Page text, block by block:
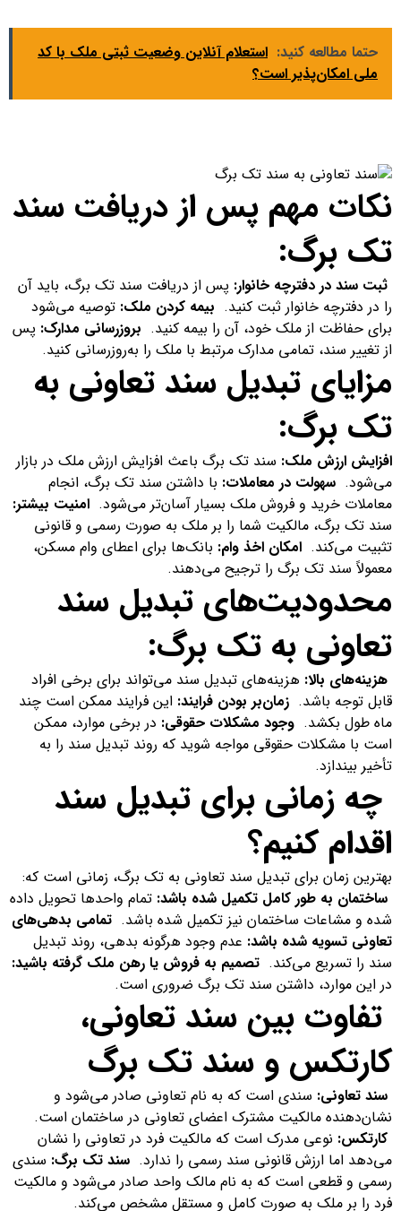
حتما مطالعه کنید: استعلام آنلاین وضعیت ثبتی ملک با کد
ملی امکان‌پذیر است؟
نکات مهم پس از دریافت سند
تک برگ:
ثبت سند در دفترچه خانوار: پس از دریافت سند تک برگ، باید آن
را در دفترچه خانوار ثبت کنید. بیمه کردن ملک: توصیه می‌شود
برای حفاظت از ملک خود، آن را بیمه کنید. بروزرسانی مدارک: پس
از تغییر سند، تمامی مدارک مرتبط با ملک را به‌روزرسانی کنید.
مزایای تبدیل سند تعاونی به
تک برگ:
افزایش ارزش ملک: سند تک برگ باعث افزایش ارزش ملک در بازار
می‌شود. سهولت در معاملات: با داشتن سند تک برگ، انجام
معاملات خرید و فروش ملک بسیار آسان‌تر می‌شود. امنیت بیشتر:
سند تک برگ، مالکیت شما را بر ملک به صورت رسمی و قانونی
تثبیت می‌کند. امکان اخذ وام: بانک‌ها برای اعطای وام مسکن،
معمولاً سند تک برگ را ترجیح می‌دهند.
محدودیت‌های تبدیل سند
تعاونی به تک برگ:
هزینه‌های بالا: هزینه‌های تبدیل سند می‌تواند برای برخی افراد
قابل توجه باشد. زمان‌بر بودن فرایند: این فرایند ممکن است چند
ماه طول بکشد. وجود مشکلات حقوقی: در برخی موارد، ممکن
است با مشکلات حقوقی مواجه شوید که روند تبدیل سند را به
تأخیر بیندازد.
چه زمانی برای تبدیل سند
اقدام کنیم؟
بهترین زمان برای تبدیل سند تعاونی به تک برگ، زمانی است که:
ساختمان به طور کامل تکمیل شده باشد: تمام واحدها تحویل داده
شده و مشاعات ساختمان نیز تکمیل شده باشد. تمامی بدهی‌های
تعاونی تسویه شده باشد: عدم وجود هرگونه بدهی، روند تبدیل
سند را تسریع می‌کند. تصمیم به فروش یا رهن ملک گرفته باشید:
در این موارد، داشتن سند تک برگ ضروری است.
تفاوت بین سند تعاونی،
کارتکس و سند تک برگ
سند تعاونی: سندی است که به نام تعاونی صادر می‌شود و
نشان‌دهنده مالکیت مشترک اعضای تعاونی در ساختمان است.
کارتکس: نوعی مدرک است که مالکیت فرد در تعاونی را نشان
می‌دهد اما ارزش قانونی سند رسمی را ندارد. سند تک برگ: سندی
رسمی و قطعی است که به نام مالک واحد صادر می‌شود و مالکیت
فرد را بر ملک به صورت کامل و مستقل مشخص می‌کند.